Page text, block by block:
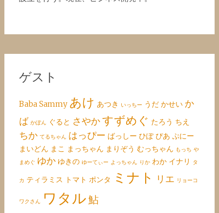
ゲスト
Baba Sammy あけ あつき いっちー うだ かせい か
ば かぽん ぐると さやかすずめぐ たろう ちえ
ちか てるちゃん はっぴー ばっしー ひぽ ぴあ ぷにー
まいどん まこ まっちゃん まりぞう むっちゃん もっち や
まめぐ ゆか ゆきの ゆーてぃー よっちゃん りか わか イナリ タ
カ ティラミス トマト ポンタ ミナト リエ リョーコ
ワクさん ワタル鮎